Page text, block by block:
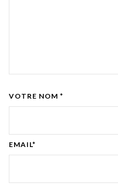
VOTRE NOM *
EMAIL*